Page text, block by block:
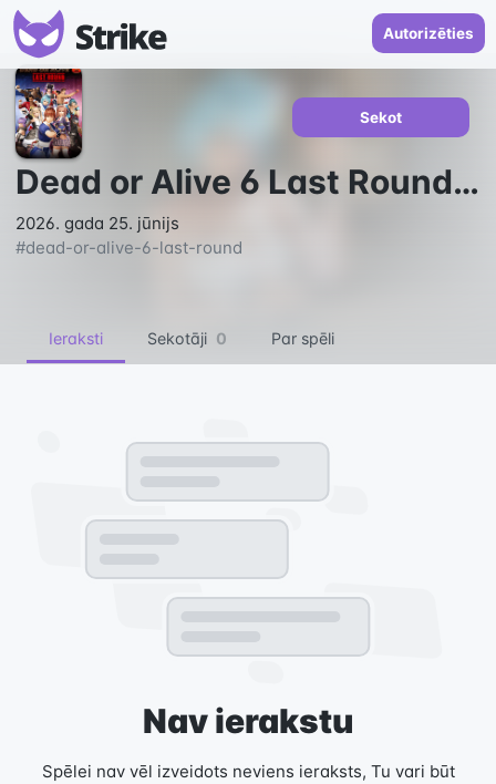
Autorizēties
Dead or Alive 6 Last Round--
2026. gada 25. jūnijs
#dead-or-alive-6-last-round
Sekot
Ieraksti Sekotāji 0 Par spēli
Nav ierakstu
Spēlei nav vēl izveidots neviens ieraksts, Tu vari būt